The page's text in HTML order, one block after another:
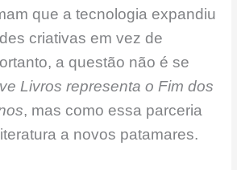
que a tecnologia expandiu
criativas em vez de
a questão não é se
Livros representa o Fim dos
, mas como essa parceria
a novos patamares.